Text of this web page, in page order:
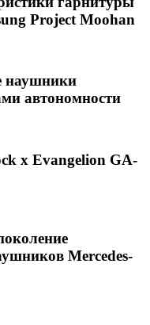
Project Moohan
наушники
автономности
x Evangelion GA-
Mercedes-